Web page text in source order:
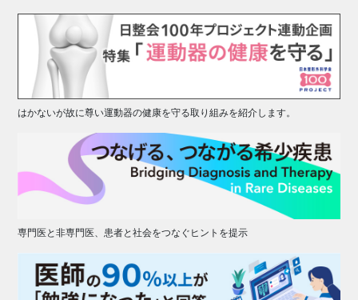
はかないが故に尊い運動器の健康を守る取り組みを紹介します。
専門医と非専門医、患者と社会をつなぐヒントを提示